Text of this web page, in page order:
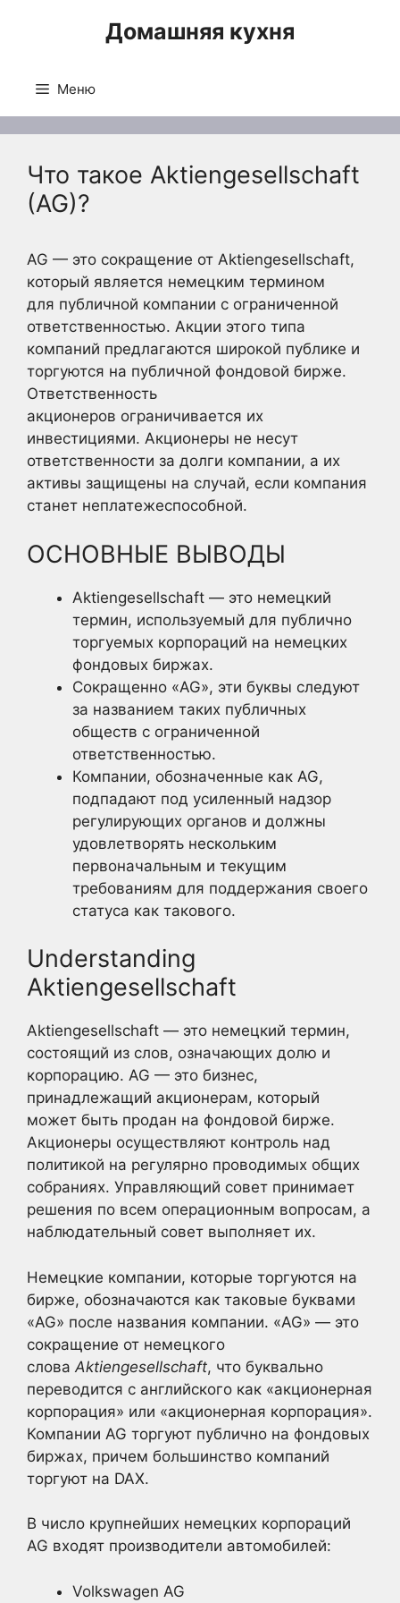
Домашняя кухня
Меню
Что такое Aktiengesellschaft
(AG)?
AG — это сокращение от Aktiengesellschaft,
который является немецким термином
для публичной компании с ограниченной
ответственностью. Акции этого типа
компаний предлагаются широкой публике и
торгуются на публичной фондовой бирже.
Ответственность
акционеров ограничивается их
инвестициями. Акционеры не несут
ответственности за долги компании, а их
активы защищены на случай, если компания
станет неплатежеспособной.
ОСНОВНЫЕ ВЫВОДЫ
Aktiengesellschaft — это немецкий
термин, используемый для публично
торгуемых корпораций на немецких
фондовых биржах.
Сокращенно «AG», эти буквы следуют
за названием таких публичных
обществ с ограниченной
ответственностью.
Компании, обозначенные как AG,
подпадают под усиленный надзор
регулирующих органов и должны
удовлетворять нескольким
первоначальным и текущим
требованиям для поддержания своего
статуса как такового.
Understanding
Aktiengesellschaft
Aktiengesellschaft — это немецкий термин,
состоящий из слов, означающих долю и
корпорацию. AG — это бизнес,
принадлежащий акционерам, который
может быть продан на фондовой бирже.
Акционеры осуществляют контроль над
политикой на регулярно проводимых общих
собраниях. Управляющий совет принимает
решения по всем операционным вопросам, а
наблюдательный совет выполняет их.
Немецкие компании, которые торгуются на
бирже, обозначаются как таковые буквами
«AG» после названия компании. «AG» — это
сокращение от немецкого
слова Aktiengesellschaft, что буквально
переводится с английского как «акционерная
корпорация» или «акционерная корпорация».
Компании AG торгуют публично на фондовых
биржах, причем большинство компаний
торгуют на DAX.
В число крупнейших немецких корпораций
AG входят производители автомобилей:
Volkswagen AG